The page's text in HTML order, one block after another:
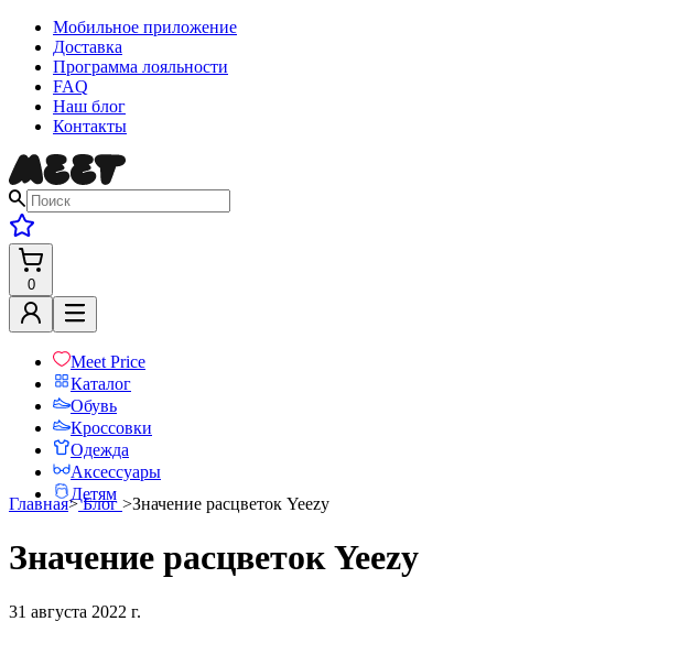
Мобильное приложение
Доставка
Программа лояльности
FAQ
Наш блог
Контакты
0
Meet Price
Каталог
Обувь
Кроссовки
Одежда
Аксессуары
Детям
Главная>Блог >Значение расцветок Yeezy
Значение расцветок Yeezy
31 августа 2022 г.